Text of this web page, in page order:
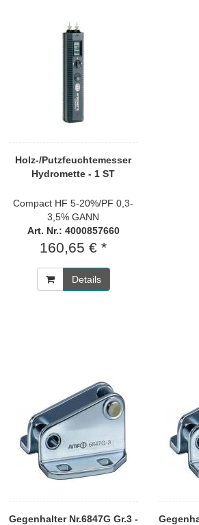
Holz-/Putzfeuchtemesser
Hydromette - 1 ST
Compact HF 5-20%/PF 0,3-
3,5% GANN
Art. Nr.: 4000857660
160,65 € *
Details
Gegenhalter Nr.6847G Gr.3 -